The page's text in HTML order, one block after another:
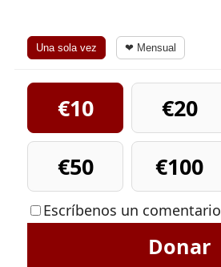
Una sola vez ❤ Mensual
€10 €20
€50
€100
Escríbenos un comentario
Donar